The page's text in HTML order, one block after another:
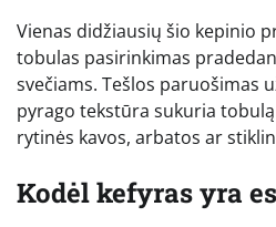
Vienas didžiausių šio kepinio
tobulas pasirinkimas
svečiams. Tešlos paruošimas
pyrago tekstūra sukuria
rytinės kavos, arbatos ar
Kodėl kefyras yra